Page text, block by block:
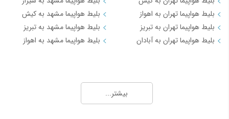
ایلام
4,416
مزارشریف
18,375
6,089
51,892
بلیط هواپیما تهران به اهواز
بلیط هواپیما تهران به تبریز
بلیط هواپیما تهران به آبادان
بلیط هواپیما مشهد به کیش
بلیط هواپیما مشهد به تبریز
بلیط هواپیما مشهد به اهواز
بلیط هواپیما کیش به تهران
بیشتر...